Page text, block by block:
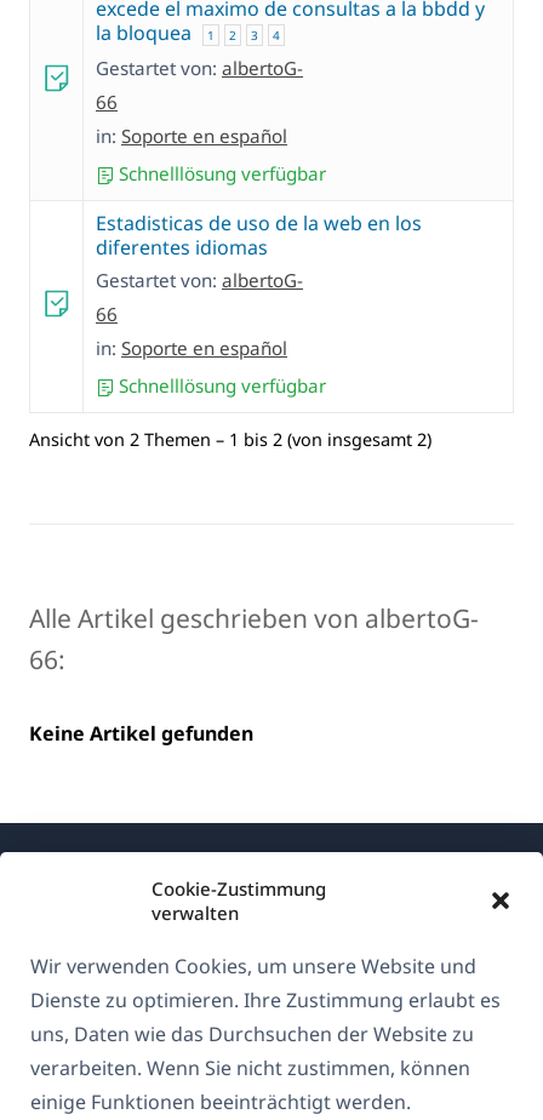
Cookie-Zustimmung
verwalten
Wir verwenden Cookies, um unsere Website und
Dienste zu optimieren. Ihre Zustimmung erlaubt es
uns, Daten wie das Durchsuchen der Website zu
verarbeiten. Wenn Sie nicht zustimmen, können
einige Funktionen beeinträchtigt werden.
excede el maximo de consultas a la bbdd y
la bloquea
1 2 3 4
Gestartet von: albertoG-
66
in: Soporte en español
Schnelllösung verfügbar
Estadisticas de uso de la web en los
diferentes idiomas
Gestartet von: albertoG-
66
in: Soporte en español
Schnelllösung verfügbar
Ansicht von 2 Themen – 1 bis 2 (von insgesamt 2)
Alle Artikel geschrieben von albertoG-
66:
Keine Artikel gefunden
Über WPML
DSGVO & Datenschutzrichtlinie
Unserem Team beitreten(öffnet
in